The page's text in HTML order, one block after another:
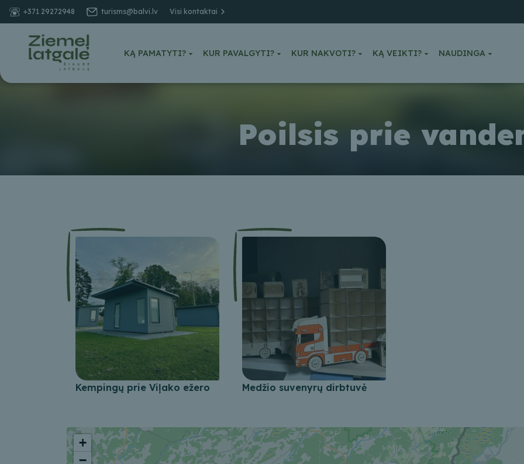
+371 29272948 turisms@balvi.lv Visi kontaktai
KĄ PAMATYTI? KUR PAVALGYTI? KUR NAKVOTI? KĄ VEIKTI?
NAUDINGA
Poilsis prie
Kempingų prie Viļako ežero Medžio suvenyrų dirbtuvė
+
−